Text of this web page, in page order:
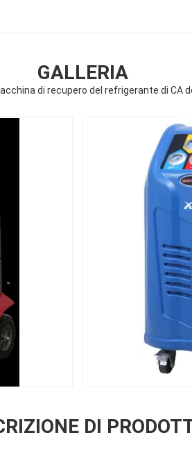
GALLERIA
di recupero del refrigerante di CA
DI